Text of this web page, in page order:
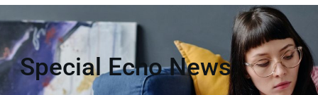
Special Echo News